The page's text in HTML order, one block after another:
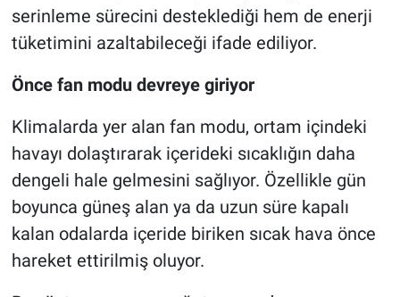
serinleme sürecini desteklediği hem de enerji
tüketimini azaltabileceği ifade ediliyor.
Önce fan modu devreye giriyor
Klimalarda yer alan fan modu, ortam içindeki
havayı dolaştırarak içerideki sıcaklığın daha
dengeli hale gelmesini sağlıyor. Özellikle gün
boyunca güneş alan ya da uzun süre kapalı
kalan odalarda içeride biriken sıcak hava önce
hareket ettirilmiş oluyor.